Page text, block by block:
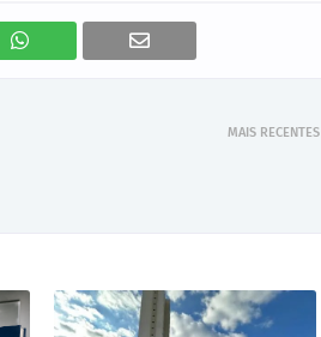
MAIS RECENTES